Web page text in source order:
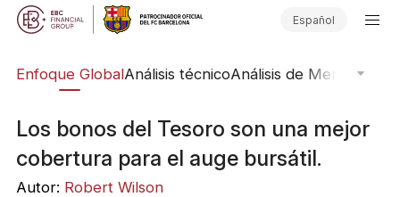
Español
Enfoque GlobalAnálisis técnicoAnálisis de Mercado
Los bonos del Tesoro son una mejor
cobertura para el auge bursátil.
Autor: Robert Wilson